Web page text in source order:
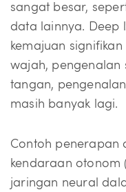
sangat besar,
data lainnya. Deep
kemajuan
wajah, pengenalan
tangan,
masih banyak lagi.
Contoh penerapan
kendaraan
jaringan neural